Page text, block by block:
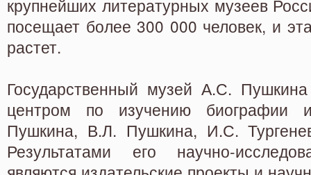
крупнейших литературных музеев
посещает более 300 000 человек, и
растет.
Государственный музей А.С.
центром по изучению биографии
Пушкина, В.Л. Пушкина, И.С.
Результатами его научно-